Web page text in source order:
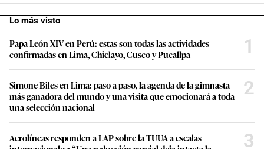
Lo más visto
Papa León XIV en Perú: estas son todas las actividades
confirmadas en Lima, Chiclayo, Cusco y Pucallpa
1
Simone Biles en Lima: paso a paso, la agenda de la gimnasta
más ganadora del mundo y una visita que emocionará a toda
una selección nacional
2
Aerolíneas responden a LAP sobre la TUUA a escalas
3